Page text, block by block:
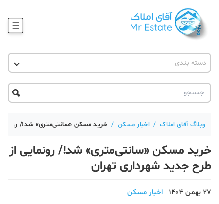
آموزش املاک
حقوقی
آکادمی
دسته بندی
آقای مشاور املاک
آکادمی آقای املاک
آموزش املاک
آموزش پلتفرم آقای املاک
تحلیل مسکن
وبلاگ آقای املاک / اخبار مسکن / خرید مسکن «سانتی‌متری» شد!/
خرید مسکن «سانتی‌متری» شد!/ رونمایی از
طرح جدید شهرداری تهران
27 بهمن 1404 اخبار مسکن